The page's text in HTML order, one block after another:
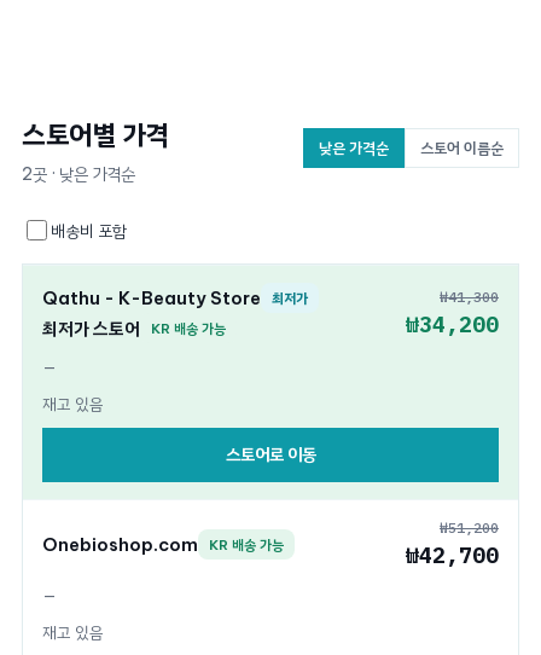
스토어별 가격
2곳 · 낮은 가격순
낮은 가격순 스토어 이름순
배송비 포함
Qathu - K-Beauty Store 최저가
최저가 스토어 KR 배송 가능
—
재고 있음
₩41,300
₩34,200
스토어로 이동
Onebioshop.com KR 배송 가능
—
재고 있음
₩51,200
₩42,700